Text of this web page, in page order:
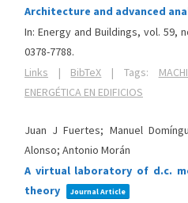
Architecture and advanced
In: Energy and Buildings,vol. 59,
0378-7788.
Links | BibTeX | Tags:
ENERGÉTICA EN EDIFICIOS
Juan J Fuertes; Manuel
Alonso; Antonio Morán
A virtual laboratory of d.c.
theory
Journal Article